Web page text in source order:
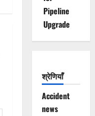
Pipeline
Upgrade
श्रेणियाँ
Accident
news